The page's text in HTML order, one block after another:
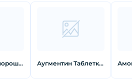
Амоксиклав порошок для приготовления суспензии с пипеткой 125мг+31,25мг/5 мл 7,88 г Аугментин Таблетки покрытые пленочной оболочкой 500 мг+125 мг 14 шт